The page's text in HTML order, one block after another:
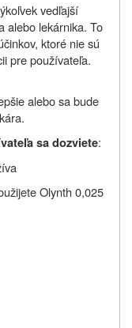
vedľajší
alebo lekárnika. To
ktoré nie sú
pre používateľa.
alebo sa bude
sa dozviete:
Olynth 0,025